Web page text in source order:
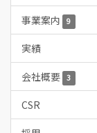
事業案内 9
実績
会社概要 3
CSR